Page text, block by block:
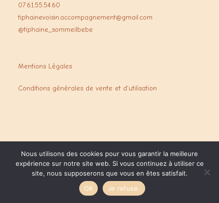
07.61.55.54.60
tiphainevoisin.accompagnement@gmail.com
@tiphaine_sommeilbebe
Mentions Légales
Conditions générales de vente et d'utilisation
Copyright Thiphaine Voisin - 2025- by NR Graphisme
Nous utilisons des cookies pour vous garantir la meilleure
expérience sur notre site web. Si vous continuez à utiliser ce
site, nous supposerons que vous en êtes satisfait.
OK
Je refuse.